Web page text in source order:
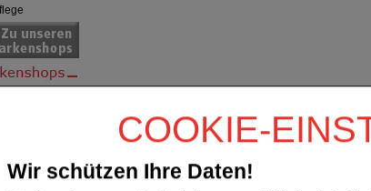
COOKIE-
Wir schützen Ihre Daten!